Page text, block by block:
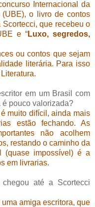
Internacional da
o livro de contos
Scortecci, que recebeu o
e “Luxo, segredos,
ou contos que sejam
literária. Para isso
em um Brasil com
é pouco valorizada?
muito difícil, ainda mais
estão fechando. As
não acolhem
restando o caminho da
(quase impossível) é a
em livrarias.
até a Scortecci
amiga escritora, que